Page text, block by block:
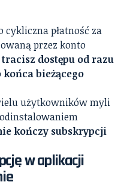
cykliczna płatność za
przez konto
dostępu od razu
końca bieżącego
użytkowników myli
kończy subskrypcji
w aplikacji